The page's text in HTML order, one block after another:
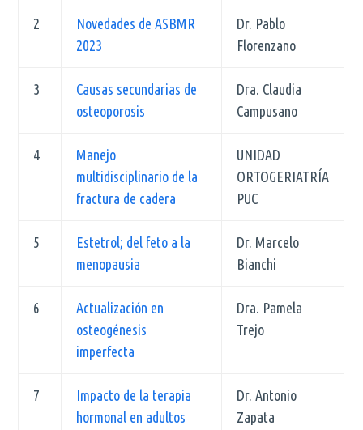
2
Novedades de ASBMR
2023
Dr. Pablo
Florenzano
3
Causas secundarias de
osteoporosis
Dra. Claudia
Campusano
4
Manejo
multidisciplinario de la
fractura de cadera
UNIDAD
ORTOGERIATRÍA
PUC
5
Estetrol; del feto a la
menopausia
Dr. Marcelo
Bianchi
6
Actualización en
osteogénesis
imperfecta
Dra. Pamela
Trejo
7
Impacto de la terapia
hormonal en adultos
Dr. Antonio
Zapata